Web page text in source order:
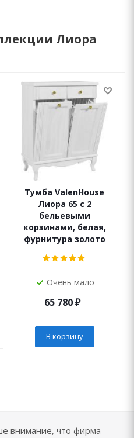
Лиора
Тумба ValenHouse
Лиора 65 с 2
бельевыми
корзинами, белая,
фурнитура золото
Очень мало
65 780₽
В корзину
внимание, что фирма-